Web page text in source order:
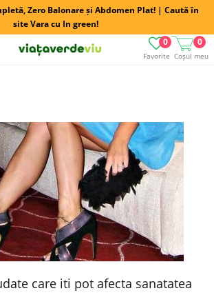
Zero Balonare și Abdomen Plat! | Caută în
site Vara cu In green!
Favorite
0
Coșul meu
0
care iti pot afecta sanatatea